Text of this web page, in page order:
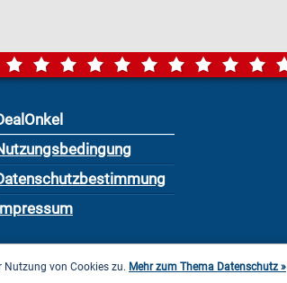
Nutzung von Cookies zu. Mehr zum Thema Datenschutz »